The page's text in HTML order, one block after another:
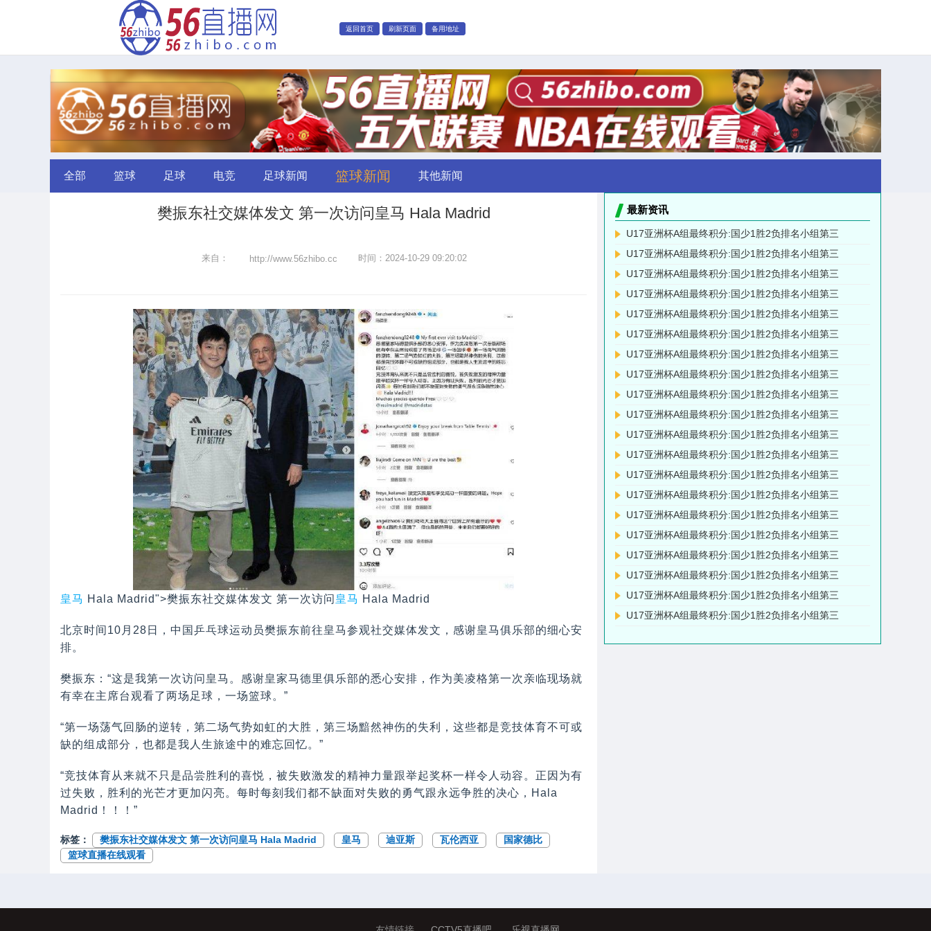
返回首页 刷新页面 备用地址
全部 篮球 足球 电竞 足球新闻 篮球新闻 其他新闻
樊振东社交媒体发文 第一次访问皇马 Hala Madrid
来自： http://www.56zhibo.cc 时间：2024-10-29 09:20:02
皇马 Hala Madrid">樊振东社交媒体发文 第一次访问 皇马 Hala Madrid
北京时间10月28日，中国乒乓球运动员樊振东前往皇马参观社交媒体发文，感谢皇马俱乐部的细心安
排。
樊振东：“这是我第一次访问皇马。感谢皇家马德里俱乐部的悉心安排，作为美凌格第一次亲临现场就
有幸在主席台观看了两场足球，一场篮球。”
“第一场荡气回肠的逆转，第二场气势如虹的大胜，第三场黯然神伤的失利，这些都是竞技体育不可或
缺的组成部分，也都是我人生旅途中的难忘回忆。”
“竞技体育从来就不只是品尝胜利的喜悦，被失败激发的精神力量跟举起奖杯一样令人动容。正因为有
过失败，胜利的光芒才更加闪亮。每时每刻我们都不缺面对失败的勇气跟永远争胜的决心，Hala
Madrid！！！”
标签： 樊振东社交媒体发文 第一次访问皇马 Hala Madrid 皇马 迪亚斯 瓦伦西亚
国家德比
篮球直播在线观看
最新资讯
U17亚洲杯A组最终积分:国少1胜2负排名小组第三
U17亚洲杯A组最终积分:国少1胜2负排名小组第三
U17亚洲杯A组最终积分:国少1胜2负排名小组第三
U17亚洲杯A组最终积分:国少1胜2负排名小组第三
U17亚洲杯A组最终积分:国少1胜2负排名小组第三
U17亚洲杯A组最终积分:国少1胜2负排名小组第三
U17亚洲杯A组最终积分:国少1胜2负排名小组第三
U17亚洲杯A组最终积分:国少1胜2负排名小组第三
U17亚洲杯A组最终积分:国少1胜2负排名小组第三
U17亚洲杯A组最终积分:国少1胜2负排名小组第三
U17亚洲杯A组最终积分:国少1胜2负排名小组第三
U17亚洲杯A组最终积分:国少1胜2负排名小组第三
U17亚洲杯A组最终积分:国少1胜2负排名小组第三
U17亚洲杯A组最终积分:国少1胜2负排名小组第三
U17亚洲杯A组最终积分:国少1胜2负排名小组第三
U17亚洲杯A组最终积分:国少1胜2负排名小组第三
U17亚洲杯A组最终积分:国少1胜2负排名小组第三
U17亚洲杯A组最终积分:国少1胜2负排名小组第三
U17亚洲杯A组最终积分:国少1胜2负排名小组第三
U17亚洲杯A组最终积分:国少1胜2负排名小组第三